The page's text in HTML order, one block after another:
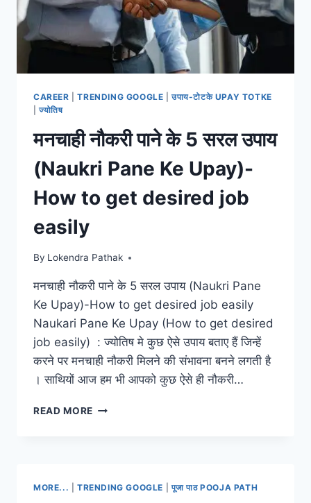
IN
HINDI
CAREER |TRENDING GOOGLE |उपाय-टोटके UPAY TOTKE
|ज्योतिष
मनचाही नौकरी पाने के 5 सरल उपाय
(Naukri Pane Ke Upay)-
How to get desired job
easily
By Lokendra Pathak
मनचाही नौकरी पाने के 5 सरल उपाय (Naukri Pane
Ke Upay)-How to get desired job easily
Naukari Pane Ke Upay (How to get desired
job easily) : ज्योतिष मे कुछ ऐसे उपाय बताए हैं जिन्हें
करने पर मनचाही नौकरी मिलने की संभावना बनने लगती है
। साथियों आज हम भी आपको कुछ ऐसे ही नौकरी…
READ MORE मनचाही
MORE... TRENDING GOOGLE पूजा पाठ POOJA PATH